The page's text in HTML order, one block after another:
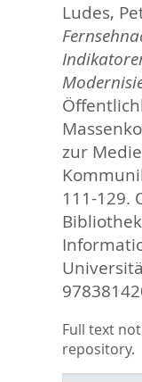
hier:
Ludes,
zur
111-129.
Full text
repository.